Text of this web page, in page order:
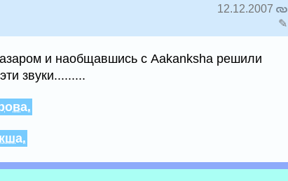
12.12.2007
✎
и наобщавшись с Aakanksha решили
звуки.........